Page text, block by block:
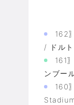
162
/ ドル
161
ンブー
160